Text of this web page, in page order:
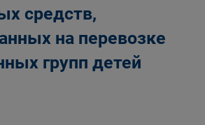
средств,
на перевозке
групп детей